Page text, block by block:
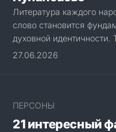
Литература каждого
слово становится
духовной идентичности.
27.06.2026
ПЕРСОНЫ
21 интересный